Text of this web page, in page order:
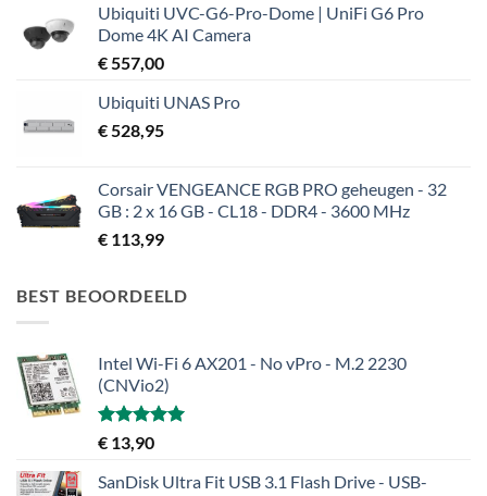
Ubiquiti UVC-G6-Pro-Dome | UniFi G6 Pro
Dome 4K AI Camera
€557,00
Ubiquiti UNAS Pro
€528,95
Corsair VENGEANCE RGB PRO geheugen - 32
GB : 2 x 16 GB - CL18 - DDR4 - 3600 MHz
€ 113,99
BEST BEOORDEELD
Intel Wi-Fi 6 AX201 - No vPro - M.2 2230
(CNVio2)
Gewaardeerd
uit 5
€ 13,90
SanDisk Ultra Fit USB 3.1 Flash Drive - USB-